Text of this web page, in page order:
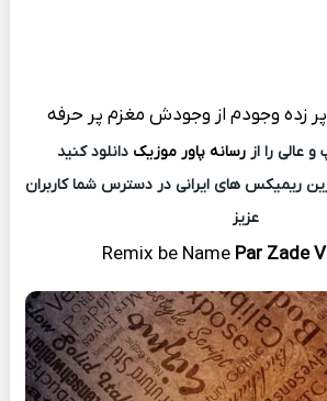
پر زده وجودم از وجودش مغزم پر حرفه
عالی را ازرسانه پاور موزیک دانلود کنید
ریمیکس های ایرانی در دسترس شما کاربران
عزیز
Remix be Name Par Zade